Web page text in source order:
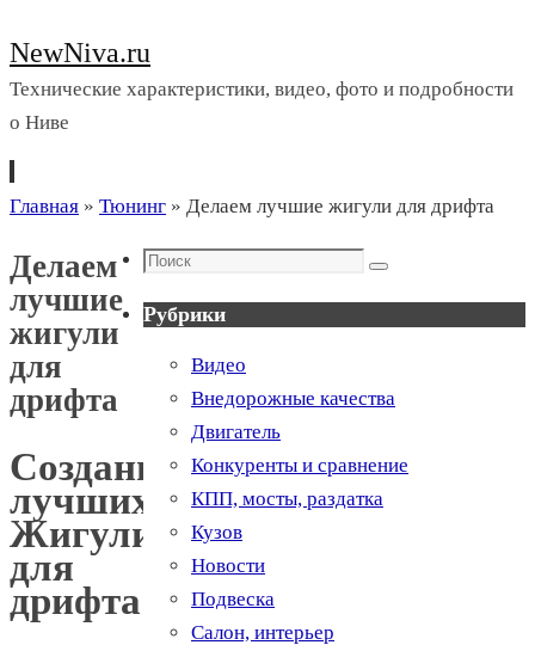
NewNiva.ru
Технические характеристики, видео, фото и подробности
о Ниве
Перейти
содержимому
Главная » Тюнинг » Делаем лучшие жигули для дрифта
Делаем
лучшие
жигули
для
дрифта
Создание
лучших
Жигули
для
дрифта
Поиск
Поиск
Рубрики
Видео
Внедорожные качества
Двигатель
Конкуренты и сравнение
КПП, мосты, раздатка
Кузов
Новости
Подвеска
Салон, интерьер